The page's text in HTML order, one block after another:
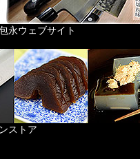
永ウェブサイト
ストア